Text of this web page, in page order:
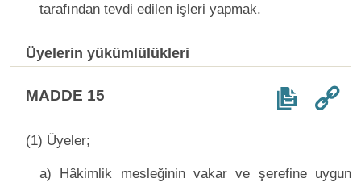
tarafından tevdi edilen işleri yapmak.
Üyelerin yükümlülükleri
MADDE 15
(1) Üyeler;
a) Hâkimlik mesleğinin vakar ve şerefine uygun